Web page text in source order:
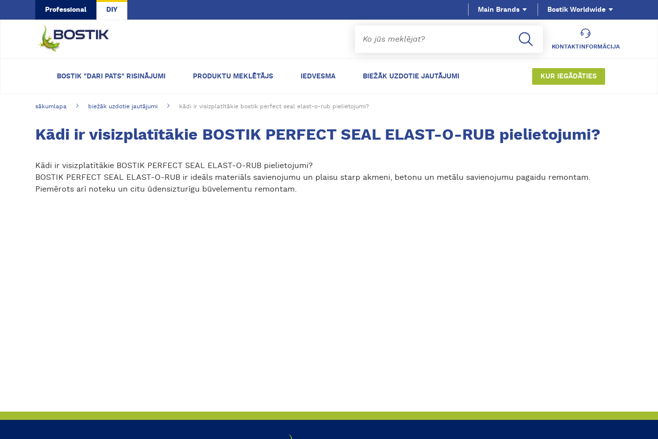
Skip to main content
Professional DIY
KONTAKTINFORMĀCIJA
Bostik Worldwide
BOSTIK "DARI PATS" RISINĀJUMI PRODUKTU MEKLĒTĀJS IEDVESMA BIEŽĀK UZDOTIE JAUTĀJUMI KUR IEGĀDĀTIES
Main Brands
sākumlapa biežāk uzdotie jautājumi kādi ir visizplatītākie bostik perfect seal elast-o-rub pielietojumi?
Kādi ir visizplatītākie BOSTIK PERFECT SEAL ELAST-O-RUB pielietojumi?
Kādi ir visizplatītākie BOSTIK PERFECT SEAL ELAST-O-RUB pielietojumi?
BOSTIK PERFECT SEAL ELAST-O-RUB ir ideāls materiāls savienojumu un plaisu starp akmeni, betonu un metālu savienojumu pagaidu remontam.
Piemērots arī noteku un citu ūdensizturīgu būvelementu remontam.